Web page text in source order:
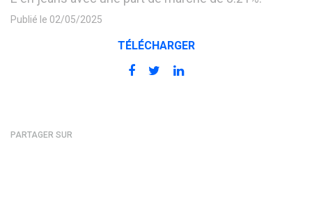
Publié le 02/05/2025
TÉLÉCHARGER
PARTAGER SUR